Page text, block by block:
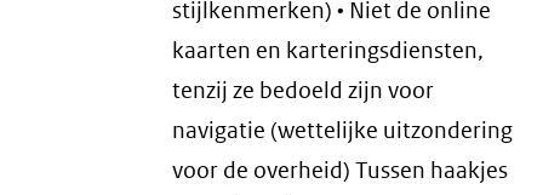
stijlkenmerken) • Niet de online
kaarten en karteringsdiensten,
tenzij ze bedoeld zijn voor
navigatie (wettelijke uitzondering
voor de overheid) Tussen haakjes